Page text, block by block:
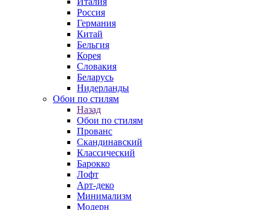
Россия
Германия
Китай
Бельгия
Корея
Словакия
Беларусь
Нидерланды
Обои по стилям
Назад
Обои по стилям
Прованс
Скандинавский
Классический
Барокко
Лофт
Арт-деко
Минимализм
Модерн